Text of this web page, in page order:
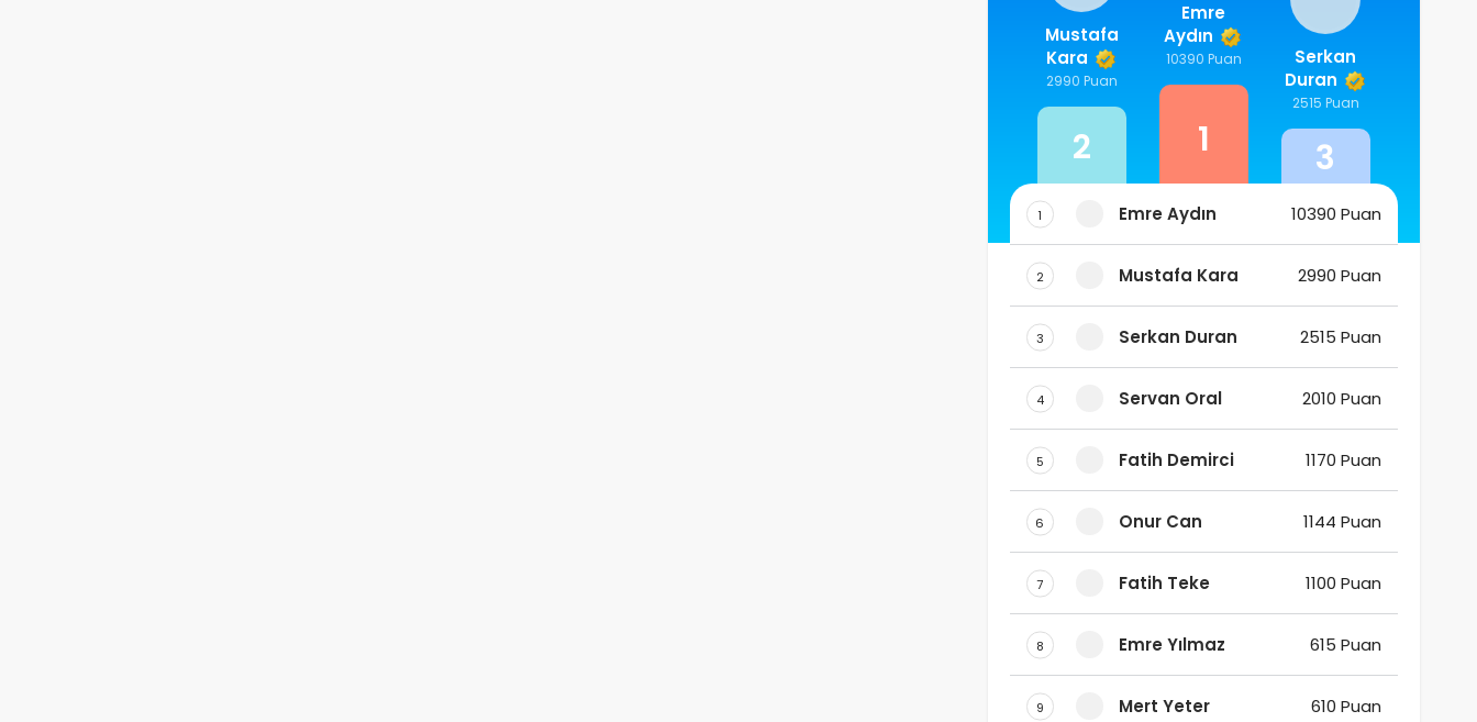
Emre
Aydın
10390 Puan
1
Mustafa
Kara
2990 Puan
2
Serkan
Duran
2515 Puan
3
1 Emre Aydın 10390 Puan
2 Mustafa Kara 2990 Puan
3 Serkan Duran 2515 Puan
4 Servan Oral 2010 Puan
5 Fatih Demirci 1170 Puan
6 Onur Can 1144 Puan
7 Fatih Teke 1100 Puan
8 Emre Yılmaz 615 Puan
9 Mert Yeter 610 Puan